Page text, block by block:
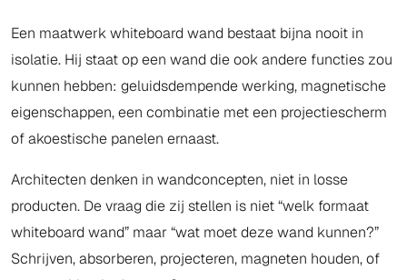
Een maatwerk whiteboard wand bestaat bijna nooit in
isolatie. Hij staat op een wand die ook andere functies zou
kunnen hebben: geluidsdempende werking, magnetische
eigenschappen, een combinatie met een projectiescherm
of akoestische panelen ernaast.
Architecten denken in wandconcepten, niet in losse
producten. De vraag die zij stellen is niet “welk formaat
whiteboard wand” maar “wat moet deze wand kunnen?”
Schrijven, absorberen, projecteren, magneten houden, of